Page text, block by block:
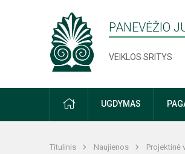
PANEVĖŽIO
VEIKLOS SRITYS
PRADŽIAUGDYMAS
Titulinis Naujienos Projektinė